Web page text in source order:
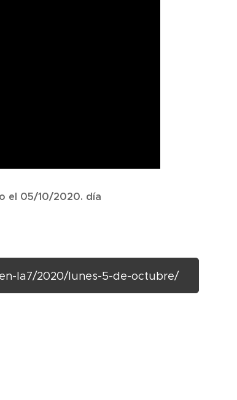
el 05/10/2020. día
la7/2020/lunes-5-de-octubre/